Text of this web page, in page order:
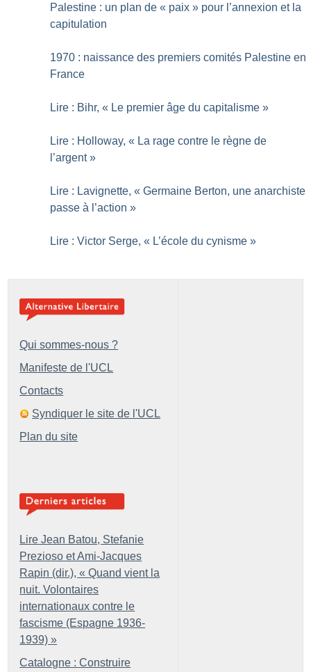
Palestine : un plan de « paix » pour l’annexion et la
capitulation
1970 : naissance des premiers comités Palestine en
France
Lire : Bihr, « Le premier âge du capitalisme »
Lire : Holloway, « La rage contre le règne de
l’argent »
Lire : Lavignette, « Germaine Berton, une anarchiste
passe à l’action »
Lire : Victor Serge, « L’école du cynisme »
Qui sommes-nous ?
Manifeste de l'UCL
Contacts
Syndiquer le site de l'UCL
Plan du site
Lire Jean Batou, Stefanie
Prezioso et Ami-Jacques
Rapin (dir.), « Quand vient la
nuit. Volontaires
internationaux contre le
fascisme (Espagne 1936-
1939) »
Catalogne : Construire